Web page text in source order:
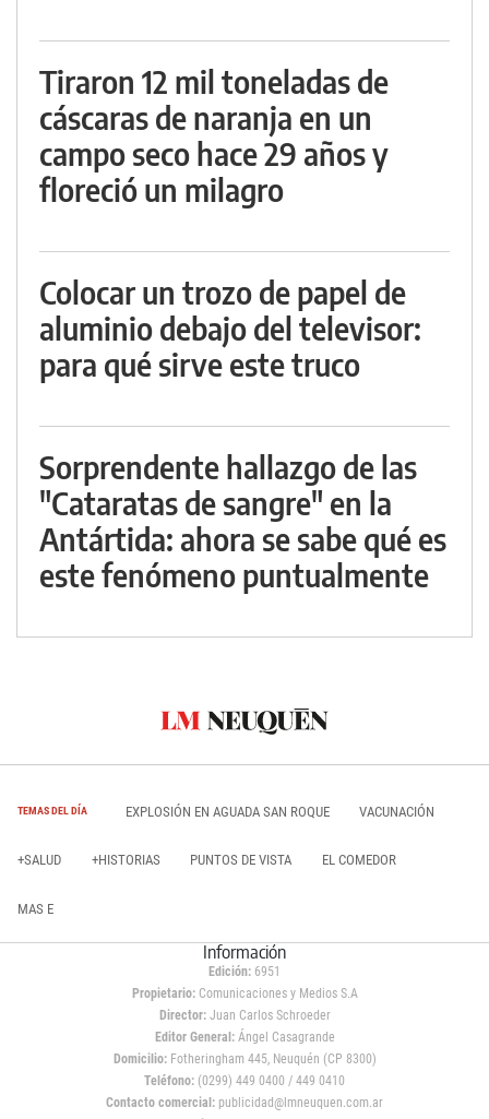
Tiraron 12 mil toneladas de
cáscaras de naranja en un
campo seco hace 29 años y
floreció un milagro
Colocar un trozo de papel de
aluminio debajo del televisor:
para qué sirve este truco
Sorprendente hallazgo de las
"Cataratas de sangre" en la
Antártida: ahora se sabe qué es
este fenómeno puntualmente
TEMAS DEL DÍA EXPLOSIÓN EN AGUADA SAN ROQUE VACUNACIÓN
+SALUD +HISTORIAS PUNTOS DE VISTA EL COMEDOR
MAS E
Información
Edición: 6951
Propietario:Comunicaciones y Medios S.A
Director: Juan Carlos Schroeder
Editor General:Ángel Casagrande
Domicilio:Fotheringham 445, Neuquén (CP 8300)
Teléfono: (0299) 449 0400 / 449 0410
Contacto comercial: publicidad@lmneuquen.com.ar